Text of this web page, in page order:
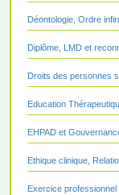
Déontologie, Ordre
Diplôme, LMD et
Droits des personnes
Education
EHPAD et
Ethique clinique,
Exercice professionnel